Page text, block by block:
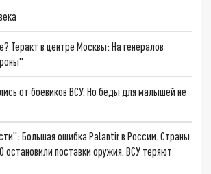
Теракт в центре Москвы: На генералов
от боевиков ВСУ. Но беды для малышей не
Большая ошибка Palantir в России. Страны
остановили поставки оружия. ВСУ теряют